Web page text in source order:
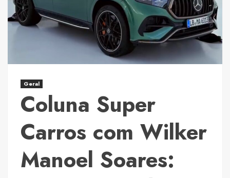
Mercado
Imobiliário
do
Distrito
Modelo
Aquisição
Patrimonial
Geral
Coluna Super
Carros com Wilker
Manoel Soares: